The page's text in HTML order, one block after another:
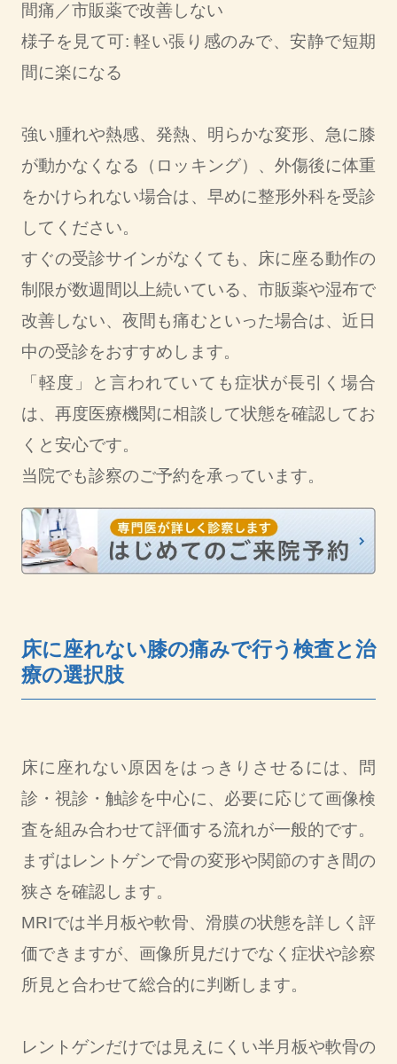
間痛／市販薬で改善しない
様子を見て可: 軽い張り感のみで、安静で短期
間に楽になる
強い腫れや熱感、発熱、明らかな変形、急に膝
が動かなくなる（ロッキング）、外傷後に体重
をかけられない場合は、早めに整形外科を受診
してください。
すぐの受診サインがなくても、床に座る動作の
制限が数週間以上続いている、市販薬や湿布で
改善しない、夜間も痛むといった場合は、近日
中の受診をおすすめします。
「軽度」と言われていても症状が長引く場合
は、再度医療機関に相談して状態を確認してお
くと安心です。
当院でも診察のご予約を承っています。
床に座れない膝の痛みで行う検査と治
療の選択肢
床に座れない原因をはっきりさせるには、問
診・視診・触診を中心に、必要に応じて画像検
査を組み合わせて評価する流れが一般的です。
まずはレントゲンで骨の変形や関節のすき間の
狭さを確認します。
MRIでは半月板や軟骨、滑膜の状態を詳しく評
価できますが、画像所見だけでなく症状や診察
所見と合わせて総合的に判断します。
レントゲンだけでは見えにくい半月板や軟骨の